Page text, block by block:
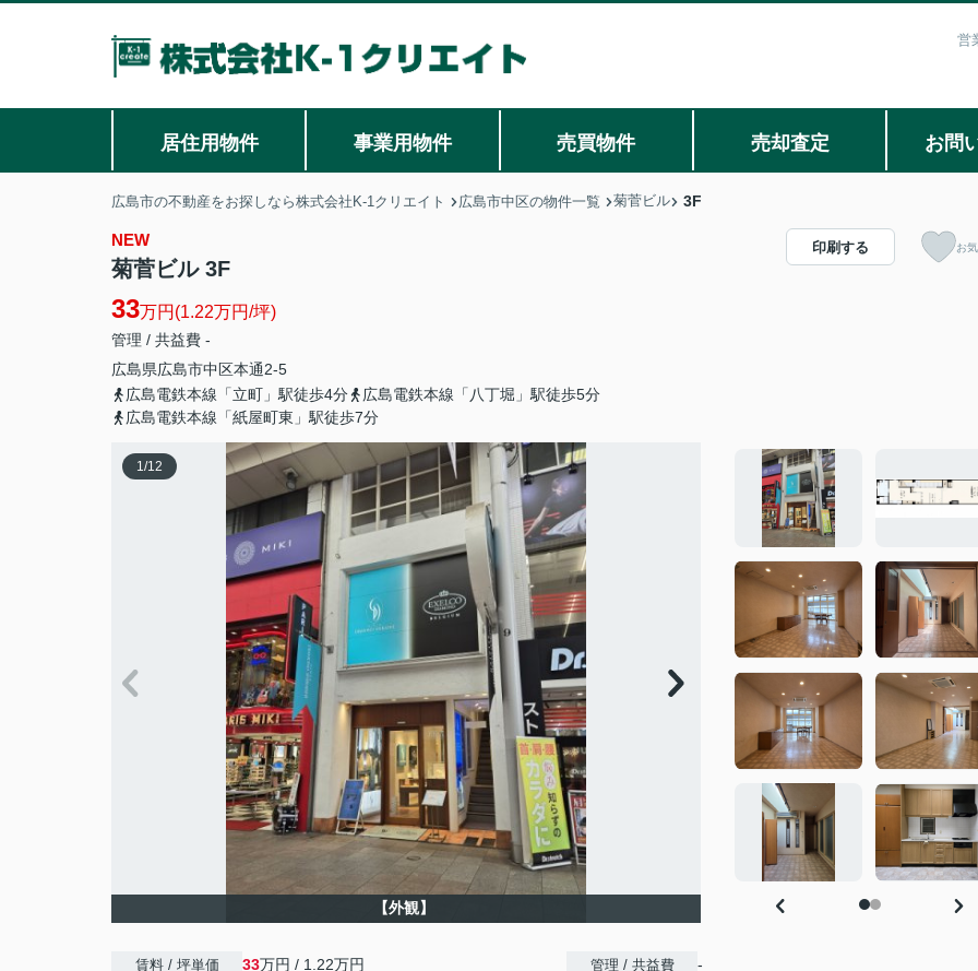
営
居住用物件 事業用物件 売買物件 売却査定 お問
広島市の不動産をお探しなら株式会社K-1クリエイト 広島市中区の物件一覧 菊菅ビル 3F
NEW
菊菅ビル 3F
33万円(1.22万円/坪)
管理 / 共益費 -
広島県広島市中区本通2-5
広島電鉄本線「立町」駅徒歩4分
広島電鉄本線「八丁堀」駅徒歩5分
広島電鉄本線「紙屋町東」駅徒歩7分
印刷する お
1/12
【外観】
賃料 / 坪単価 33万円 / 1.22万円 管理 / 共益費 -